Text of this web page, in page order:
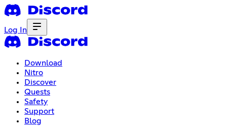
Log In
Download
Nitro
Discover
Quests
Safety
Support
Blog